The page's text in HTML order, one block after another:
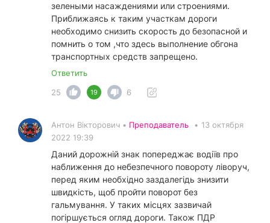
зелеными насаждениями или строениями.
Приближаясь к таким участкам дороги
необходимо снизить скорость до безопасной и
помнить о том ,что здесь выполнение обгона
транспортных средств запрещено.
Ответить
25
19 6
Антон Вікторович • Преподаватель • 13 октября
2022 19:39
Даний дорожній знак попереджає водіїв про
наближення до небезпечного повороту ліворуч,
перед яким необхідно заздалегідь знизити
швидкість, щоб пройти поворот без
гальмування. У таких місцях зазвичай
погіршується огляд дороги. Також ПДР